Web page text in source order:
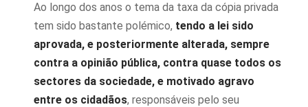
Ao longo dos anos o tema da taxa da cópia privada
tem sido bastante polémico, tendo a lei sido
aprovada, e posteriormente alterada, sempre
contra a opinião pública, contra quase todos os
sectores da sociedade, e motivado agravo
entre os cidadãos, responsáveis pelo seu